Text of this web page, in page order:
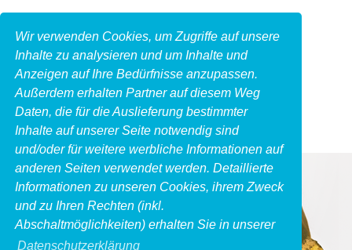
Wir verwenden Cookies, um Zugriffe auf unsere
Inhalte zu analysieren und um Inhalte und
Anzeigen auf Ihre Bedürfnisse anzupassen.
Außerdem erhalten Partner auf diesem Weg
Daten, die für die Auslieferung bestimmter
Inhalte auf unserer Seite notwendig sind
und/oder für weitere werbliche Informationen auf
anderen Seiten verwendet werden. Detaillierte
Informationen zu unseren Cookies, ihrem Zweck
und zu Ihren Rechten (inkl.
Abschaltmöglichkeiten) erhalten Sie in unserer
Datenschutzerklärung